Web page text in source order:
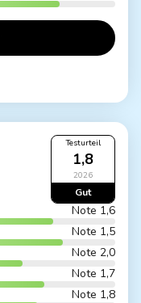
Testurteil
1,8
2026
Gut
Note 1,6
Note 1,5
Note 2,0
Note 1,7
Note 1,8